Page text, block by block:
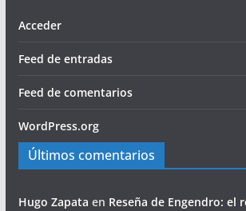
Acceder
Feed de entradas
Feed de comentarios
WordPress.org
Últimos comentarios
Hugo Zapata en Reseña de Engendro: el